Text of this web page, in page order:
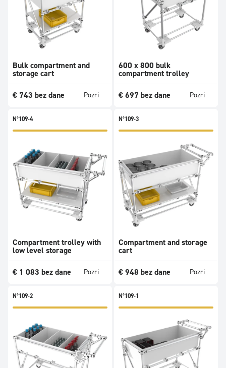
Bulk compartment and
storage cart
€ 743 bez dane Pozri
600 x 800 bulk
compartment trolley
€ 697 bez dane Pozri
N°109-4
Compartment trolley with
low level storage
€ 1 083 bez dane Pozri
N°109-3
Compartment and storage
cart
€ 948 bez dane Pozri
N°109-2 N°109-1